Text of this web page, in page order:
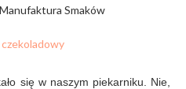
Smaków
się w naszym piekarniku. Nie,